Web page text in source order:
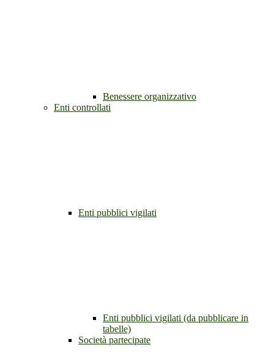
Benessere organizzativo
Enti controllati
Enti pubblici vigilati
Enti pubblici vigilati (da pubblicare in
tabelle)
Società partecipate